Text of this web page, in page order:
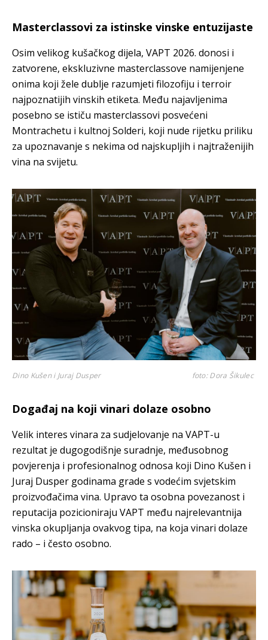
Masterclassovi za istinske vinske entuzijaste
Osim velikog kušačkog dijela, VAPT 2026. donosi i
zatvorene, ekskluzivne masterclassove namijenjene
onima koji žele dublje razumjeti filozofiju i terroir
najpoznatijih vinskih etiketa. Među najavljenima
posebno se ističu masterclassovi posvećeni
Montrachetu i kultnoj Solderi, koji nude rijetku priliku
za upoznavanje s nekima od najskupljih i najtraženijih
vina na svijetu.
Dino Kušen i Juraj Dusper foto: Dora Šikulec
Događaj na koji vinari dolaze osobno
Velik interes vinara za sudjelovanje na VAPT-u
rezultat je dugogodišnje suradnje, međusobnog
povjerenja i profesionalnog odnosa koji Dino Kušen i
Juraj Dusper godinama grade s vodećim svjetskim
proizvođačima vina. Upravo ta osobna povezanost i
reputacija pozicioniraju VAPT među najrelevantnija
vinska okupljanja ovakvog tipa, na koja vinari dolaze
rado – i često osobno.